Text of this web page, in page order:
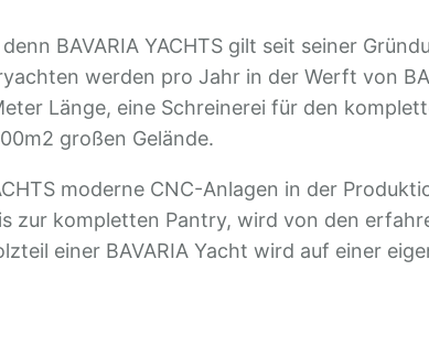
BAVARIA YACHTS gilt seit seiner
werden pro Jahr in der Werft von
Länge, eine Schreinerei für den
großen Gelände.
moderne CNC-Anlagen in der
zur kompletten Pantry, wird von den
einer BAVARIA Yacht wird auf einer